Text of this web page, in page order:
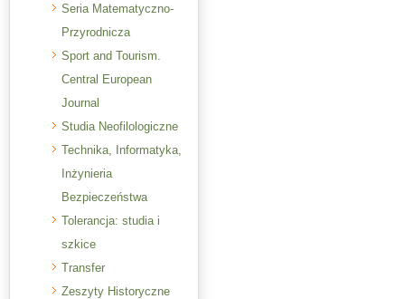
Seria Matematyczno-
Przyrodnicza
Sport and Tourism.
Central European
Journal
Studia Neofilologiczne
Technika, Informatyka,
Inżynieria
Bezpieczeństwa
Tolerancja: studia i
szkice
Transfer
Zeszyty Historyczne